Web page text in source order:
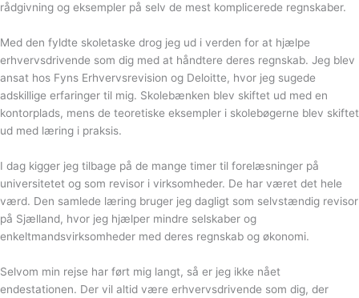
rådgivning og eksempler på selv de mest komplicerede regnskaber.
Med den fyldte skoletaske drog jeg ud i verden for at hjælpe
erhvervsdrivende som dig med at håndtere deres regnskab. Jeg blev
ansat hos Fyns Erhvervsrevision og Deloitte, hvor jeg sugede
adskillige erfaringer til mig. Skolebænken blev skiftet ud med en
kontorplads, mens de teoretiske eksempler i skolebøgerne blev skiftet
ud med læring i praksis.
I dag kigger jeg tilbage på de mange timer til forelæsninger på
universitetet og som revisor i virksomheder. De har været det hele
værd. Den samlede læring bruger jeg dagligt som selvstændig revisor
på Sjælland, hvor jeg hjælper mindre selskaber og
enkeltmandsvirksomheder med deres regnskab og økonomi.
Selvom min rejse har ført mig langt, så er jeg ikke nået
endestationen. Der vil altid være erhvervsdrivende som dig, der